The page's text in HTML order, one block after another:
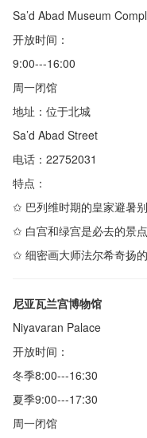
Sa’d Abad Museum
开放时间：
9:00---16:00
周一闭馆
地址：位于北城
Sa’d Abad Street
电话： 22752031
特点：
✩ 巴列维时期的皇家避暑
✩ 白宫和绿宫是必去的景
✩ 细密画大师法尔希奇扬
尼亚瓦兰宫博物馆
Niyavaran Palace
开放时间：
冬季8:00---16:30
夏季9:00---17:30
周一闭馆